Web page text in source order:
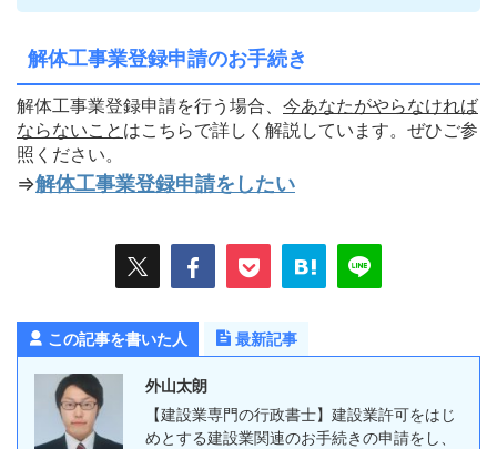
解体工事業登録申請のお手続き
解体工事業登録申請を行う場合、 今あなたがやらなければ
ならないこ と はこちらで詳しく解説しています。ぜひご参
照ください。
⇒解体工事業登録申請をしたい
この記事を書いた人 最新記事
外山太朗
【建設業専門の行政書士】建設業許可をはじ
めとする建設業関連のお手続きの申請をし、